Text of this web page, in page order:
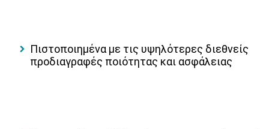
Πιστοποιημένα με τις υψηλότερες διεθνείς
προδιαγραφές ποιότητας και ασφάλειας